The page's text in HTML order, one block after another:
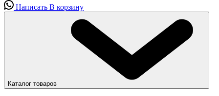
Написать В корзину
Каталог товаров